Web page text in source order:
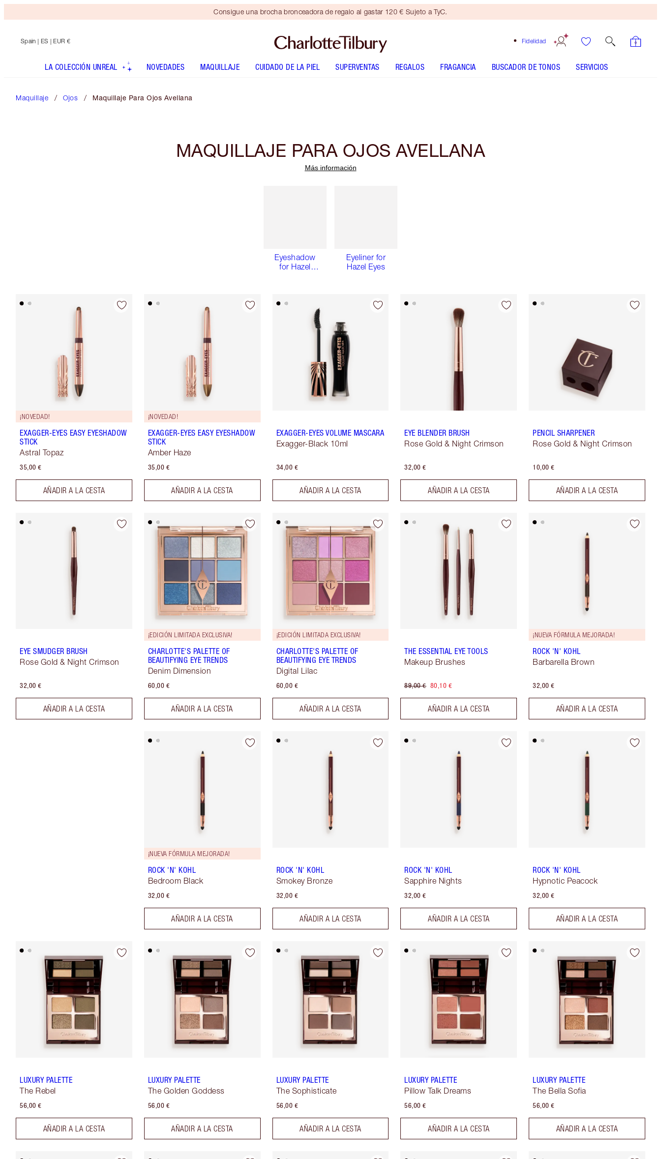
Consigue una brocha bronceadora de regalo al gastar 120 € Sujeto a TyC.
Fidelidad
Spain | ES | EUR €
LA COLECCIÓN UNREAL NOVEDADES MAQUILLAJE CUIDADO DE LA PIEL SUPERVENTAS REGALOS FRAGANCIA BUSCADOR DE TONOS SERVICIOS
Maquillaje Ojos Maquillaje Para Ojos Avellana
MAQUILLAJE PARA OJOS AVELLANA
Más información
Eyeshadow
for Hazel
Eyeliner for
Hazel Eyes
¡NOVEDAD!
EXAGGER-EYES EASY EYESHADOW
STICK
Astral Topaz
35,00 €
AÑADIR A LA CESTA
¡NOVEDAD!
EXAGGER-EYES EASY EYESHADOW
STICK
Amber Haze
35,00 €
AÑADIR A LA CESTA
EXAGGER-EYES VOLUME MASCARA
Exagger-Black 10ml
34,00 €
AÑADIR A LA CESTA
EYE BLENDER BRUSH
Rose Gold & Night Crimson
32,00 €
AÑADIR A LA CESTA
PENCIL SHARPENER
Rose Gold & Night Crimson
10,00 €
AÑADIR A LA CESTA
EYE SMUDGER BRUSH
Rose Gold & Night Crimson
32,00 €
AÑADIR A LA CESTA
¡EDICIÓN LIMITADA EXCLUSIVA!
CHARLOTTE'S PALETTE OF
BEAUTIFYING EYE TRENDS
Denim Dimension
60,00 €
AÑADIR A LA CESTA
¡EDICIÓN LIMITADA EXCLUSIVA!
CHARLOTTE'S PALETTE OF
BEAUTIFYING EYE TRENDS
Digital Lilac
60,00 €
AÑADIR A LA CESTA
THE ESSENTIAL EYE TOOLS
Makeup Brushes
89,00 € 80,10 €
AÑADIR A LA CESTA
¡NUEVA FÓRMULA MEJORADA!
ROCK 'N' KOHL
Barbarella Brown
32,00 €
AÑADIR A LA CESTA
¡NUEVA FÓRMULA MEJORADA!
ROCK 'N' KOHL
Bedroom Black
32,00 €
AÑADIR A LA CESTA
ROCK 'N' KOHL
Smokey Bronze
32,00 €
AÑADIR A LA CESTA
ROCK 'N' KOHL
Sapphire Nights
32,00 €
AÑADIR A LA CESTA
ROCK 'N' KOHL
Hypnotic Peacock
32,00 €
AÑADIR A LA CESTA
LUXURY PALETTE
The Rebel
56,00 €
AÑADIR A LA CESTA
LUXURY PALETTE
The Golden Goddess
56,00 €
AÑADIR A LA CESTA
LUXURY PALETTE
The Sophisticate
56,00 €
AÑADIR A LA CESTA
LUXURY PALETTE
Pillow Talk Dreams
56,00 €
AÑADIR A LA CESTA
LUXURY PALETTE
The Bella Sofia
56,00 €
AÑADIR A LA CESTA